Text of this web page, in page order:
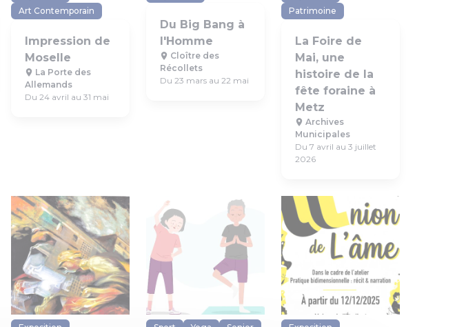
Art Contemporain
Impression de
Moselle
La Porte des
Allemands
Du 24 avril au 31 mai
Du Big Bang à
l'Homme
Cloître des
Récollets
Du 23 mars au 22 mai
Patrimoine
La Foire de
Mai, une
histoire de la
fête foraine à
Metz
Archives
Municipales
Du 7 avril au 3 juillet
2026